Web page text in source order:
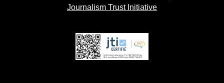
Journalism Trust Initiative